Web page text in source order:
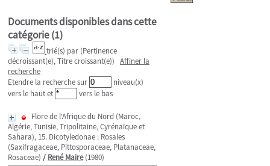
Documents disponibles dans cette
catégorie (1)
trié(s) par (Pertinence
décroissant(e), Titre croissant(e)) Affiner la
recherche
Etendre la recherche sur
niveau(x)
vers le haut et
vers le bas
Flore de l'Afrique du Nord (Maroc,
Algérie, Tunisie, Tripolitaine, Cyrénaïque et
Sahara), 15. Dicotyledonae : Rosales
(Saxifragaceae, Pittosporaceae, Platanaceae,
Rosaceae) / René Maire(1980)